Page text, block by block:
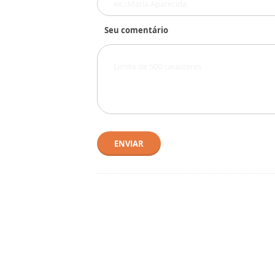
Seu comentário
ENVIAR